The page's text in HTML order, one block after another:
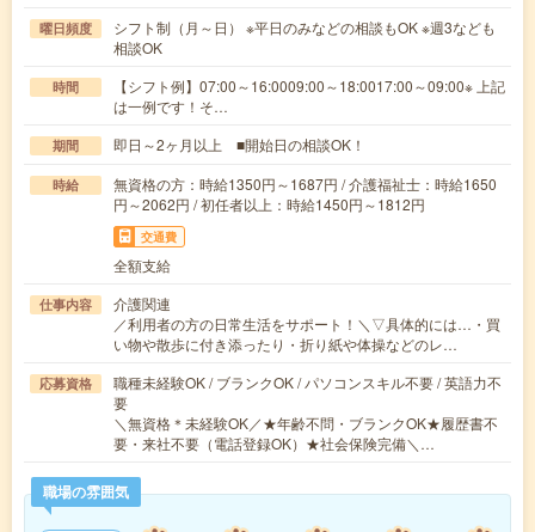
曜日頻度
シフト制（月～日） ※平日のみなどの相談もOK ※週3なども
相談OK
時間
【シフト例】07:00～16:0009:00～18:0017:00～09:00※ 上記
は一例です！そ…
期間 即日～2ヶ月以上 ■開始日の相談OK！
時給
無資格の方：時給1350円～1687円 / 介護福祉士：時給1650
円～2062円 / 初任者以上：時給1450円～1812円
交通費
全額支給
仕事内容
介護関連
／利用者の方の日常生活をサポート！＼▽具体的には…・買
い物や散歩に付き添ったり・折り紙や体操などのレ…
応募資格
職種未経験OK / ブランクOK / パソコンスキル不要 / 英語力不
要
＼無資格＊未経験OK／★年齢不問・ブランクOK★履歴書不
要・来社不要（電話登録OK）★社会保険完備＼…
職場の雰囲気